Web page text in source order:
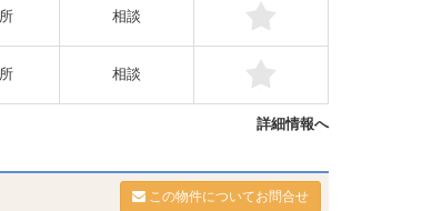
相談
相談
詳細情報へ
この物件についてお問合せ